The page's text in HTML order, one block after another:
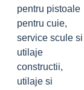
pentru pistoale
pentru cuie,
service scule si
utilaje
constructii,
utilaje si